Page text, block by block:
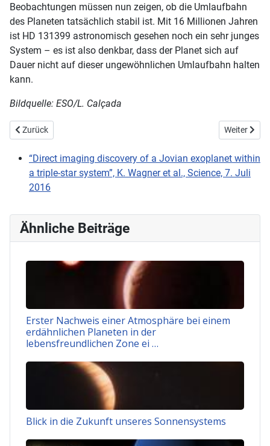
Beobachtungen müssen nun zeigen, ob die Umlaufbahn
des Planeten tatsächlich stabil ist. Mit 16 Millionen Jahren
ist HD 131399 astronomisch gesehen noch ein sehr junges
System – es ist also denkbar, dass der Planet sich auf
Dauer nicht auf dieser ungewöhnlichen Umlaufbahn halten
kann.
Bildquelle: ESO/L. Calçada
Vorheriger Beitrag: Sterneruption macht Schneegrenze sichtbar
Zurück Nächster
Weiter
“Direct imaging discovery of a Jovian exoplanet within
a triple-star system”, K. Wagner et al., Science, 7. Juli
2016
Ähnliche Beiträge
Erster Nachweis einer Atmosphäre bei einem
erdähnlichen Planeten in der
lebensfreundlichen Zone ei …
Blick in die Zukunft unseres Sonnensystems